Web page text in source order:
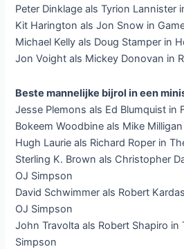
Peter Dinklage als Tyrion Lannister
Kit Harington als Jon Snow in
Michael Kelly als Doug Stamper in
Jon Voight als Mickey Donovan in
Beste mannelijke bijrol in een
Jesse Plemons als Ed Blumquist in
Bokeem Woodbine als Mike
Hugh Laurie als Richard Roper in
Sterling K. Brown als Christopher
OJ Simpson
David Schwimmer als Robert
OJ Simpson
John Travolta als Robert Shapiro in
Simpson